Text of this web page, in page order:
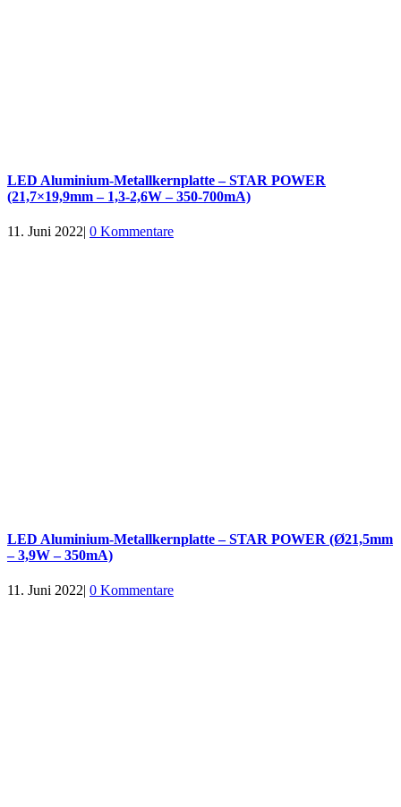
LED Aluminium-Metallkernplatte – STAR POWER
(21,7×19,9mm – 1,3-2,6W – 350-700mA)
11. Juni 2022| 0 Kommentare
LED Aluminium-Metallkernplatte – STAR POWER (Ø21,5mm
– 3,9W – 350mA)
11. Juni 2022| 0 Kommentare